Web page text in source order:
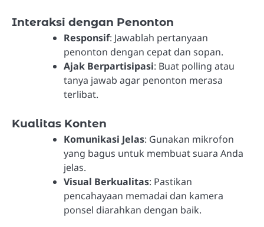
Interaksi dengan Penonton
Responsif: Jawablah pertanyaan
penonton dengan cepat dan sopan.
Ajak Berpartisipasi: Buat polling atau
tanya jawab agar penonton merasa
terlibat.
Kualitas Konten
Komunikasi Jelas: Gunakan mikrofon
yang bagus untuk membuat suara Anda
jelas.
Visual Berkualitas: Pastikan
pencahayaan memadai dan kamera
ponsel diarahkan dengan baik.